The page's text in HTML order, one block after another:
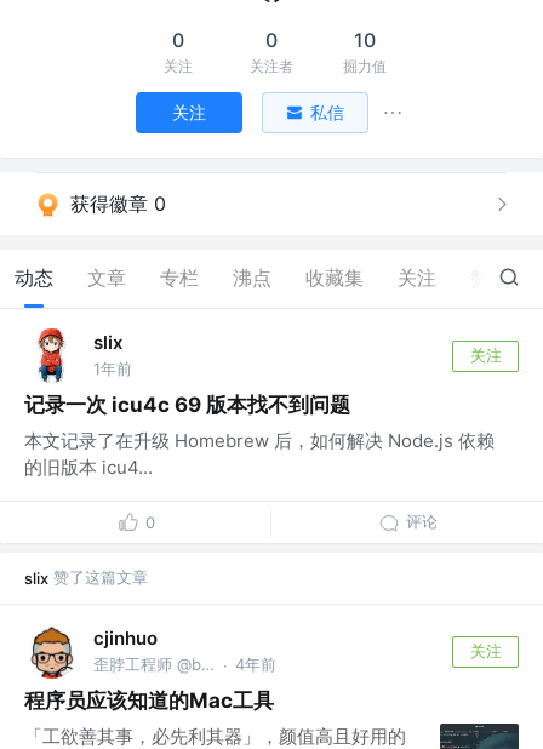
0
关注
0
关注者
10
掘力值
关注 私信
获得徽章 0
动态 文章 专栏 沸点 收藏集 关注 2
slix
1年前
关注
记录一次 icu4c 69 版本找不到问题
本文记录了在升级 Homebrew 后，如何解决 Node.js 依赖
的旧版本 icu4...
0 评论
slix 赞了这篇文章
cjinhuo
歪脖工程师 @bytedance · 4年前
关注
程序员应该知道的Mac工具
「工欲善其事，必先利其器」，颜值高且好用的